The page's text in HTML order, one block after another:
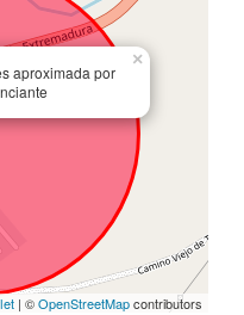
aproximada por
×
| ©OpenStreetMapcontributors